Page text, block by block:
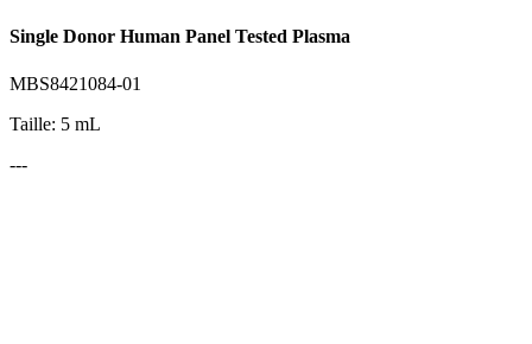
Single Donor Human Panel Tested Plasma
MBS8421084-01
Taille: 5 mL
---